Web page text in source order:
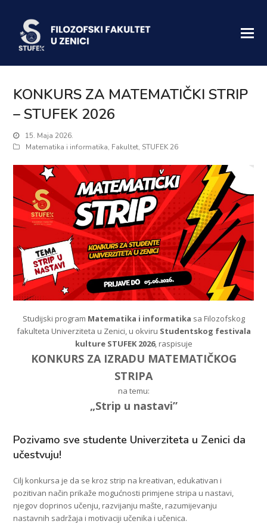
KONKURS ZA MATEMATIČKI STRIP
– STUFEK 2026
15. Maja 2026.
Matematika i informatika, Fakultet, STUFEK 26
Studijski program Matematika i informatika sa Filozofskog
fakulteta Univerziteta u Zenici, u okviru Studentskog festivala
kulture STUFEK 2026, raspisuje
KONKURS ZA IZRADU MATEMATIČKOG
STRIPA
na temu:
„Strip u nastavi”
Pozivamo sve studente Univerziteta u Zenici da
učestvuju!
Cilj konkursa je da se kroz strip na kreativan, edukativan i
pozitivan način prikaže mogućnosti primjene stripa u nastavi,
njegov doprinos učenju, razvijanju mašte, razumijevanju
nastavnih sadržaja i motivaciji učenika i učenica.